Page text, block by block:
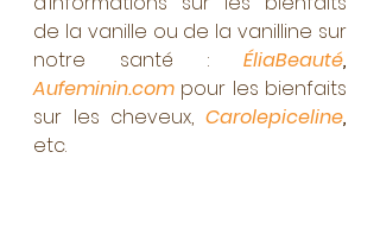
de la vanille ou de la vanilline sur
notre santé : ÉliaBeauté
Aufeminin.com pour les bienfaits
sur les cheveux, Carolepiceline,
etc.